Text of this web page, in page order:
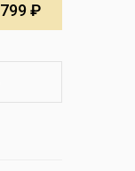
799 ₽